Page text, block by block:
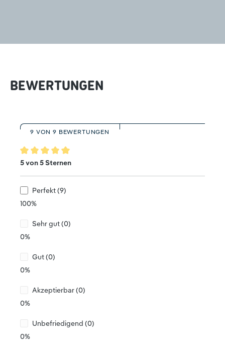
BEWERTUNGEN
9 VON 9 BEWERTUNGEN
Durchschnittliche Bewertung von 5 von 5 Sternen
5 von 5 Sternen
Perfekt (9)
100%
Sehr gut (0)
0%
Gut (0)
0%
Akzeptierbar (0)
0%
Unbefriedigend (0)
0%